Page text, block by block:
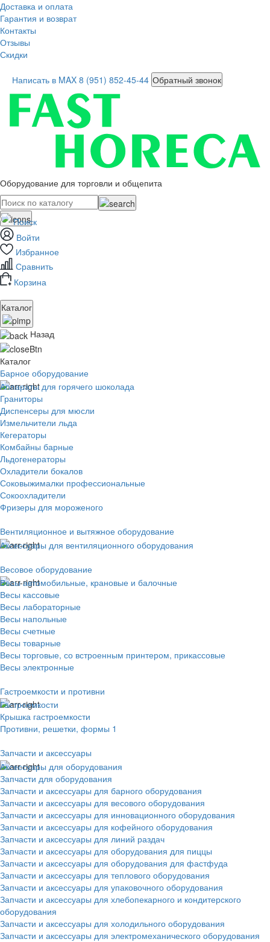
Доставка и оплата
Гарантия и возврат
Контакты
Отзывы
Скидки
Написать в MAX 8 (951) 852-45-44 Обратный звонок
Оборудование для торговли и общепита
Поиск
Войти
Избранное
Сравнить
Корзина
Каталог
Назад
Каталог
Барное оборудование
Аппараты для горячего шоколада
Граниторы
Диспенсеры для мюсли
Измельчители льда
Кегераторы
Комбайны барные
Льдогенераторы
Охладители бокалов
Соковыжималки профессиональные
Сокоохладители
Фризеры для мороженого
Вентиляционное и вытяжное оборудование
Аксессуары для вентиляционного оборудования
Весовое оборудование
Весы автомобильные, крановые и балочные
Весы кассовые
Весы лабораторные
Весы напольные
Весы счетные
Весы товарные
Весы торговые, со встроенным принтером, прикассовые
Весы электронные
Гастроемкости и противни
Гастроемкости
Крышка гастроемкости
Противни, решетки, формы 1
Запчасти и аксессуары
Аксессуары для оборудования
Запчасти для оборудования
Запчасти и аксессуары для барного оборудования
Запчасти и аксессуары для весового оборудования
Запчасти и аксессуары для инновационного оборудования
Запчасти и аксессуары для кофейного оборудования
Запчасти и аксессуары для линий раздач
Запчасти и аксессуары для оборудования для пиццы
Запчасти и аксессуары для оборудования для фастфуда
Запчасти и аксессуары для теплового оборудования
Запчасти и аксессуары для упаковочного оборудования
Запчасти и аксессуары для хлебопекарного и кондитерского
оборудования
Запчасти и аксессуары для холодильного оборудования
Запчасти и аксессуары для электромеханического оборудования